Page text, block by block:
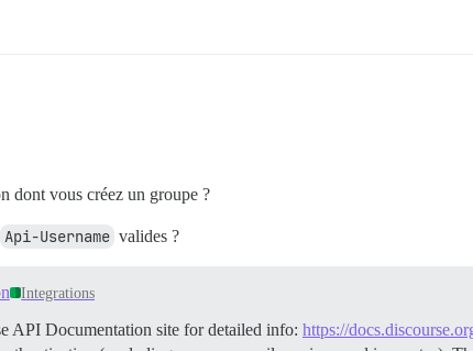
dont vous créez un groupe ?
Api-Username valides ?
Integrations
API Documentation site for detailed info: https://